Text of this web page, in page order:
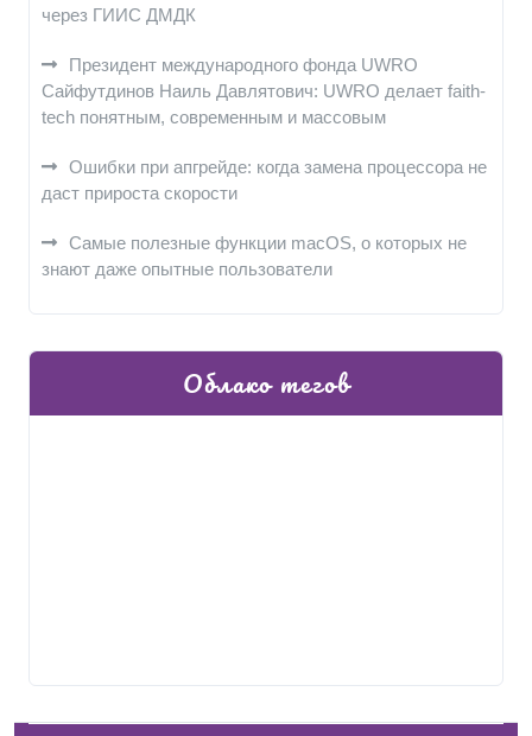
через ГИИС ДМДК
Президент международного фонда UWRO
Сайфутдинов Наиль Давлятович: UWRO делает faith-
tech понятным, современным и массовым
Ошибки при апгрейде: когда замена процессора не
даст прироста скорости
Самые полезные функции macOS, о которых не
знают даже опытные пользователи
Облако тегов